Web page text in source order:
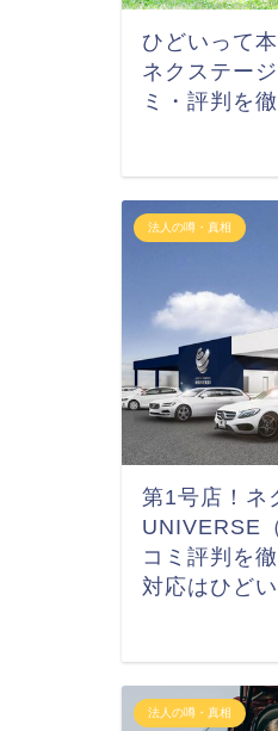
ひどいって
ネクステー
ミ・評判を
法人の噂・真相
第1号店！ネ
UNIVERSE
コミ評判を
対応はひどい
法人の噂・真相